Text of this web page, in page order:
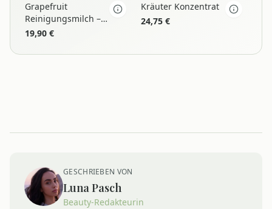
Grapefruit
Reinigungsmilch –
Cleansing Prebio
19,90 €
Kräuter Konzentrat
24,75 €
GESCHRIEBEN VON
Luna Pasch
Beauty-Redakteurin